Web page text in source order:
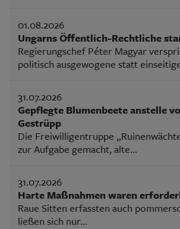
01.08.2026
Ungarns Öffentlich-Rechtliche
Regierungschef Péter Magyar
politisch ausgewogene statt
31.07.2026
Gepflegte Blumenbeete anstelle
Gestrüpp
Die Freiwilligentruppe
zur Aufgabe gemacht, alte...
31.07.2026
Harte Maßnahmen waren
Raue Sitten erfassten auch
ließen sich nur...